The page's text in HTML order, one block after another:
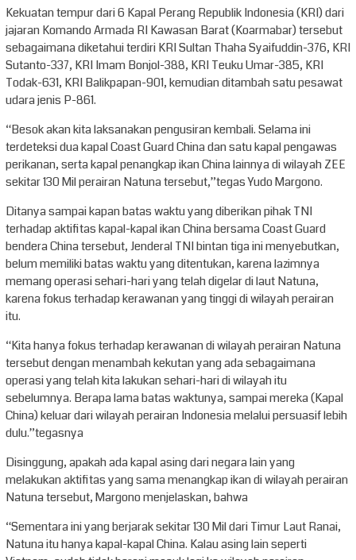
Kekuatan tempur dari 6 Kapal Perang Republik Indonesia (KRI) dari
jajaran Komando Armada RI Kawasan Barat (Koarmabar) tersebut
sebagaimana diketahui terdiri KRI Sultan Thaha Syaifuddin-376, KRI
Sutanto-337, KRI Imam Bonjol-388, KRI Teuku Umar-385, KRI
Todak-631, KRI Balikpapan-901, kemudian ditambah satu pesawat
udara jenis P-861.
“Besok akan kita laksanakan pengusiran kembali. Selama ini
terdeteksi dua kapal Coast Guard China dan satu kapal pengawas
perikanan, serta kapal penangkap ikan China lainnya di wilayah ZEE
sekitar 130 Mil perairan Natuna tersebut,”tegas Yudo Margono.
Ditanya sampai kapan batas waktu yang diberikan pihak TNI
terhadap aktifitas kapal-kapal ikan China bersama Coast Guard
bendera China tersebut, Jenderal TNI bintan tiga ini menyebutkan,
belum memiliki batas waktu yang ditentukan, karena lazimnya
memang operasi sehari-hari yang telah digelar di laut Natuna,
karena fokus terhadap kerawanan yang tinggi di wilayah perairan
itu.
“Kita hanya fokus terhadap kerawanan di wilayah perairan Natuna
tersebut dengan menambah kekutan yang ada sebagaimana
operasi yang telah kita lakukan sehari-hari di wilayah itu
sebelumnya. Berapa lama batas waktunya, sampai mereka (Kapal
China) keluar dari wilayah perairan Indonesia melalui persuasif lebih
dulu.”tegasnya
Disinggung, apakah ada kapal asing dari negara lain yang
melakukan aktifitas yang sama menangkap ikan di wilayah perairan
Natuna tersebut, Margono menjelaskan, bahwa
“Sementara ini yang berjarak sekitar 130 Mil dari Timur Laut Ranai,
Natuna itu hanya kapal-kapal China. Kalau asing lain seperti